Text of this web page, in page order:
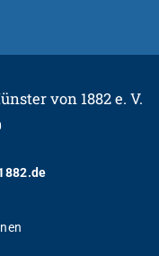
von 1882 e. V.